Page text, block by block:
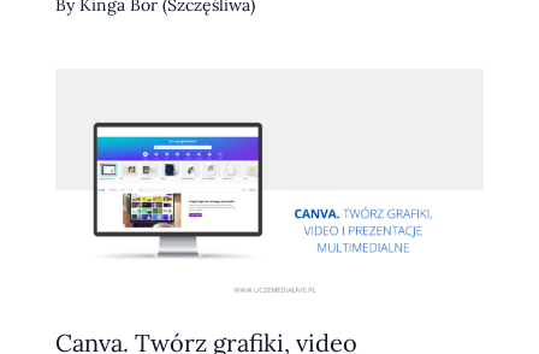
ByKinga Bor (Szczęśliwa)
Canva. Twórz grafiki, video